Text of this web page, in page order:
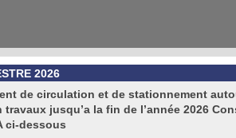
2026
de circulation et de stationnement
jusqu’a la fin de l’année 2026
ci-dessous